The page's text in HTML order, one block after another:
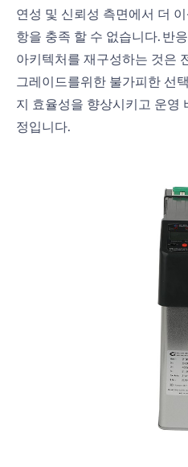
연성 및 신뢰성 측면에서 더
항을 충족 할 수 없습니다. 반
아키텍처를 재구성하는 것은
그레이드를위한 불가피한 선
지 효율성을 향상시키고 운영
정입니다.